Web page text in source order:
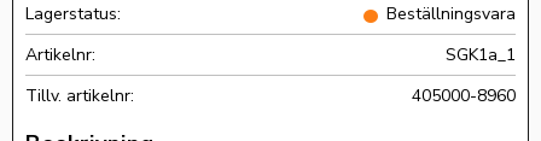
Lagerstatus
Beställningsvara
Artikelnr
SGK1a_1
Tillv. artikelnr
405000-8960